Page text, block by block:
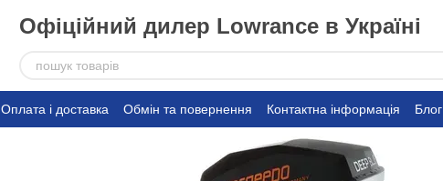
Офіційний дилер Lowrance в Україні
Оплата і доставка Обмін та повернення Контактна інформація Блог